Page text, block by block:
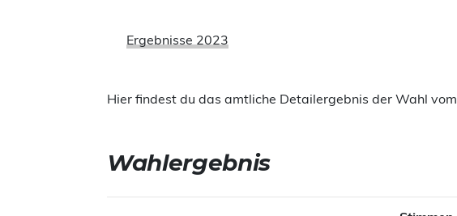
Ergebnisse 2023
Hier findest du das amtliche Detailergebnis der Wahl vom
Wahlergebnis